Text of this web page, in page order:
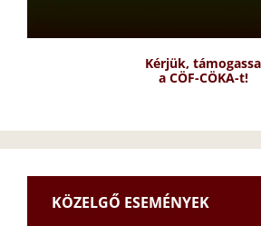
Kérjük, támogassa
a CÖF-CÖKA-t!
KÖZELGŐ ESEMÉNYEK